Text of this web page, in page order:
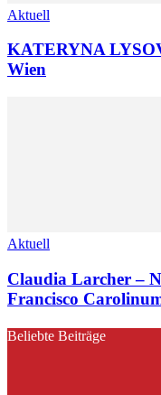
Aktuell
KATERYNA
Wien
Aktuell
Claudia Larcher –
Francisco
Beliebte Beiträge